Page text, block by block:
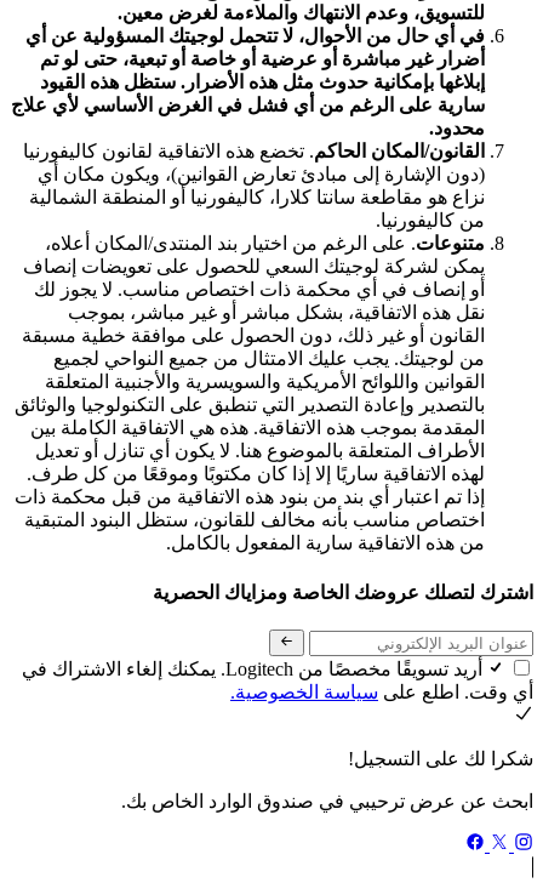
للتسويق، وعدم الانتهاك والملاءمة لغرض معين.
في أي حال من الأحوال، لا تتحمل لوجيتك المسؤولية عن أي
أضرار غير مباشرة أو عرضية أو خاصة أو تبعية، حتى لو تم
إبلاغها بإمكانية حدوث مثل هذه الأضرار. ستظل هذه القيود
سارية على الرغم من أي فشل في الغرض الأساسي لأي علاج
محدود.
القانون/المكان الحاكم. تخضع هذه الاتفاقية لقانون كاليفورنيا
(دون الإشارة إلى مبادئ تعارض القوانين)، ويكون مكان أي
نزاع هو مقاطعة سانتا كلارا، كاليفورنيا أو المنطقة الشمالية
من كاليفورنيا.
متنوعات. على الرغم من اختيار بند المنتدى/المكان أعلاه،
يمكن لشركة لوجيتك السعي للحصول على تعويضات إنصاف
أو إنصاف في أي محكمة ذات اختصاص مناسب. لا يجوز لك
نقل هذه الاتفاقية، بشكل مباشر أو غير مباشر، بموجب
القانون أو غير ذلك، دون الحصول على موافقة خطية مسبقة
من لوجيتك. يجب عليك الامتثال من جميع النواحي لجميع
القوانين واللوائح الأمريكية والسويسرية والأجنبية المتعلقة
بالتصدير وإعادة التصدير التي تنطبق على التكنولوجيا والوثائق
المقدمة بموجب هذه الاتفاقية. هذه هي الاتفاقية الكاملة بين
الأطراف المتعلقة بالموضوع هنا. لا يكون أي تنازل أو تعديل
لهذه الاتفاقية ساريًا إلا إذا كان مكتوبًا وموقعًا من كل طرف.
إذا تم اعتبار أي بند من بنود هذه الاتفاقية من قبل محكمة ذات
اختصاص مناسب بأنه مخالف للقانون، ستظل البنود المتبقية
من هذه الاتفاقية سارية المفعول بالكامل.
اشترك لتصلك عروضك الخاصة ومزاياك الحصرية
أريد تسويقًا مخصصًا من Logitech. يمكنك إلغاء الاشتراك في
أي وقت. اطلع على سياسة الخصوصية.
شكرا لك على التسجيل!
ابحث عن عرض ترحيبي في صندوق الوارد الخاص بك.